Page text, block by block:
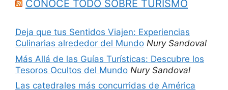
CONOCE TODO SOBRE TURISMO
Deja que tus Sentidos Viajen: Experiencias
Culinarias alrededor del Mundo Nury Sandoval
Más Allá de las Guías Turísticas: Descubre los
Tesoros Ocultos del Mundo Nury Sandoval
Las catedrales más concurridas de América